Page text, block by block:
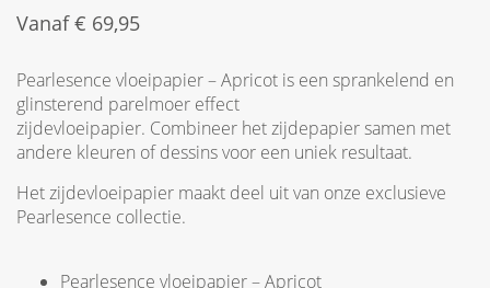
Vanaf€ 69,95
Pearlesence vloeipapier – Apricot is een sprankelend en
glinsterend parelmoer effect
zijdevloeipapier. Combineer het zijdepapier samen met
andere kleuren of dessins voor een uniek resultaat.
Het zijdevloeipapier maakt deel uit van onze exclusieve
Pearlesence collectie.
Pearlesence vloeipapier – Apricot